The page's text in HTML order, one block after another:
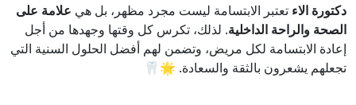
دكتورة الاء تعتبر الابتسامة ليست مجرد مظهر، بل هي علامة على
الصحة والراحة الداخلية. لذلك، تكرس كل وقتها وجهدها من أجل
إعادة الابتسامة لكل مريض، وتضمن لهم أفضل الحلول السنية التي
تجعلهم يشعرون بالثقة والسعادة. 🌟🦷